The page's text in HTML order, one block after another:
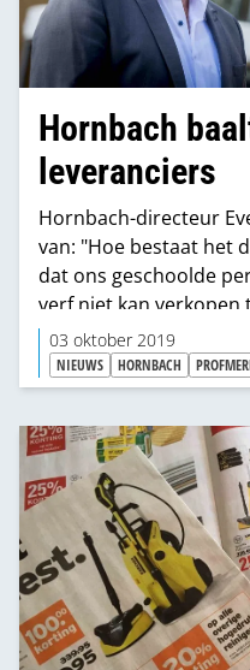
Hornbach
leveranciers
Hornbach-directeur
van: "Hoe bestaat het
dat ons geschoolde
verf niet kan
iedere webshop die
kopen.” HIj is die
hem doorbreken.
03 oktober 2019
NIEUWS HORNBACH